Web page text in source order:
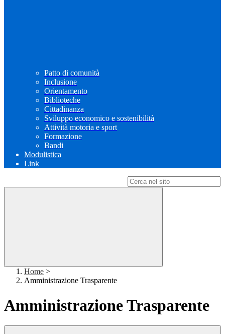
Patto di comunità
Inclusione
Orientamento
Biblioteche
Cittadinanza
Sviluppo economico e sostenibilità
Attività motoria e sport
Formazione
Bandi
Modulistica
Link
Home >
Amministrazione Trasparente
Amministrazione Trasparente